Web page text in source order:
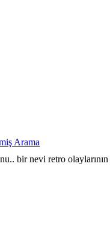
Arama
bir nevi retro